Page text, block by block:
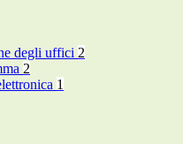
degli uffici 2
2
1